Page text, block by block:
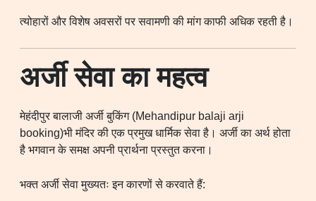
त्योहारों और विशेष अवसरों पर सवामणी की मांग काफी अधिक रहती है।
अर्जी सेवा का महत्व
मेहंदीपुर बालाजी अर्जी बुकिंग (Mehandipur balaji arji
booking)भी मंदिर की एक प्रमुख धार्मिक सेवा है। अर्जी का अर्थ होता
है भगवान के समक्ष अपनी प्रार्थना प्रस्तुत करना।
भक्त अर्जी सेवा मुख्यतः इन कारणों से करवाते हैं: